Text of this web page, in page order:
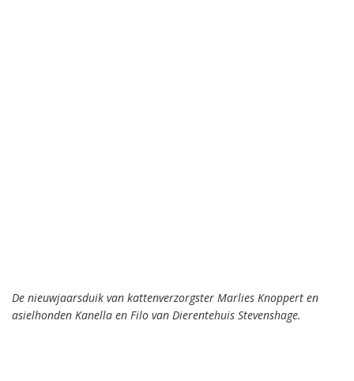
De nieuwjaarsduik van kattenverzorgster Marlies Knoppert en
asielhonden Kanella en Filo van Dierentehuis Stevenshage.